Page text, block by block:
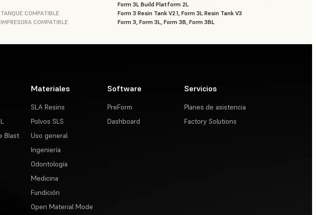
Form 3L Build Platform 2L
TANQUE COMPATIBLE
Form 3 Resin Tank V2.1, Form 3L Resin Tank V3
IMPRESORA COMPATIBLE
Form 3, Form 3L, Form 3B, Form 3BL
Blast
Materiales
SLA Resins
Polvos SLS
Uso general
Ingeniería
Odontología
Medicina
Fundición
Open Material Mode
Software
PreForm
Dashboard
Servicios
Planes de asistencia
Factory Solutions